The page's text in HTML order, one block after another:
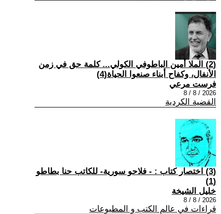
(2) الملا أمين الباطوفي الكولي... كلمة حق في زمن
الأنفال، وكفاح أبناء صنعوا الحياة(4)
فرست مرعي
2026 / 8 / 8
القضية الكردية
(3) اختصار كتاب : - فلاحو سورية- للكاتب حنا بطاطو
(1)
خليل الشيخة
2026 / 8 / 8
قراءات في عالم الكتب و المطبوعات